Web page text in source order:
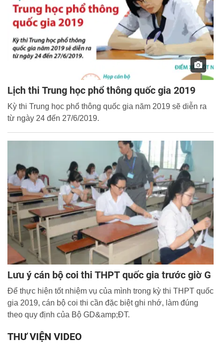
Lịch thi Trung học phổ thông quốc gia 2019
Kỳ thi Trung học phổ thông quốc gia năm 2019 sẽ diễn ra
từ ngày 24 đến 27/6/2019.
Lưu ý cán bộ coi thi THPT quốc gia trước giờ G
Để thực hiện tốt nhiệm vụ của mình trong kỳ thi THPT quốc
gia 2019, cán bộ coi thi cần đặc biệt ghi nhớ, làm đúng
theo quy định của Bộ GD&amp;ĐT.
THƯ VIỆN VIDEO